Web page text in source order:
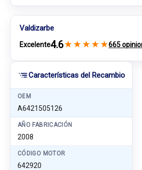
Características del Recambio
OEM
A6421505126
AÑO FABRICACIÓN
2008
CÓDIGO MOTOR
642920
Valdizarbe
Excelente4.6★ ★ ★ ★ ★665